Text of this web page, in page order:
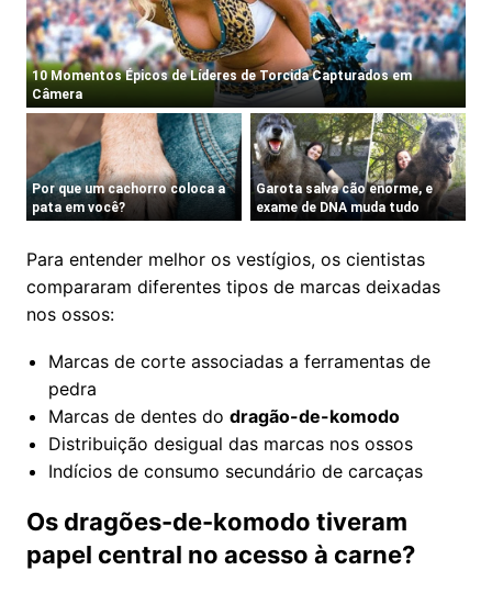
Para entender melhor os vestígios, os cientistas
compararam diferentes tipos de marcas deixadas
nos ossos:
Marcas de corte associadas a ferramentas de
pedra
Marcas de dentes do dragão-de-komodo
Distribuição desigual das marcas nos ossos
Indícios de consumo secundário de carcaças
Os dragões-de-komodo tiveram
papel central no acesso à carne?